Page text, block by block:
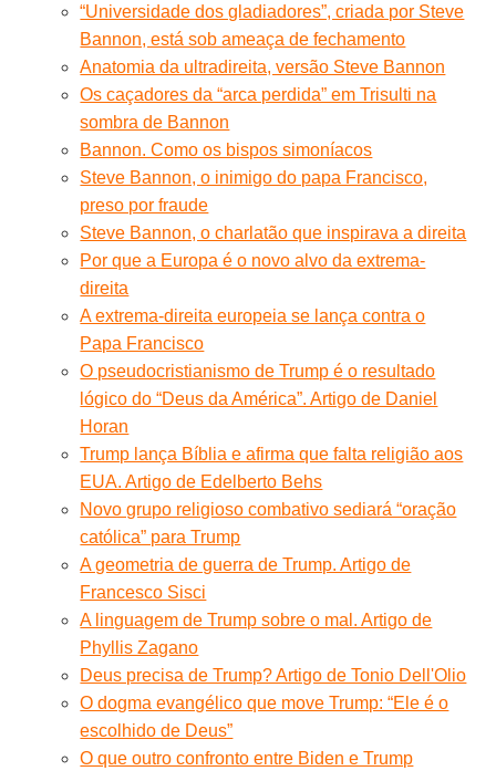
“Universidade dos gladiadores”, criada por Steve
Bannon, está sob ameaça de fechamento
Anatomia da ultradireita, versão Steve Bannon
Os caçadores da “arca perdida” em Trisulti na
sombra de Bannon
Bannon. Como os bispos simoníacos
Steve Bannon, o inimigo do papa Francisco,
preso por fraude
Steve Bannon, o charlatão que inspirava a direita
Por que a Europa é o novo alvo da extrema-
direita
A extrema-direita europeia se lança contra o
Papa Francisco
O pseudocristianismo de Trump é o resultado
lógico do “Deus da América”. Artigo de Daniel
Horan
Trump lança Bíblia e afirma que falta religião aos
EUA. Artigo de Edelberto Behs
Novo grupo religioso combativo sediará “oração
católica” para Trump
A geometria de guerra de Trump. Artigo de
Francesco Sisci
A linguagem de Trump sobre o mal. Artigo de
Phyllis Zagano
Deus precisa de Trump? Artigo de Tonio Dell'Olio
O dogma evangélico que move Trump: “Ele é o
escolhido de Deus”
O que outro confronto entre Biden e Trump